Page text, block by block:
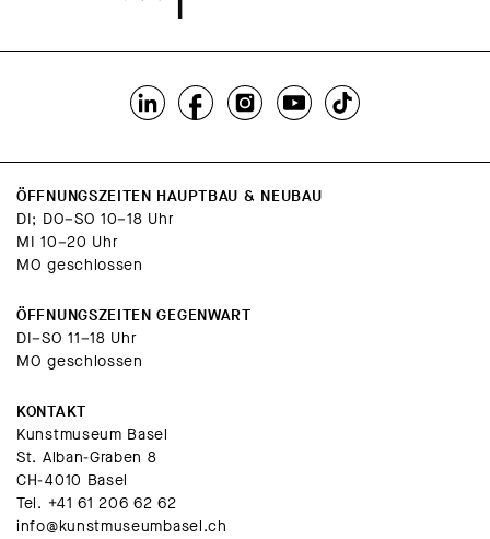
ÖFFNUNGSZEITEN HAUPTBAU & NEUBAU
DI; DO–SO 10–18 Uhr
MI 10–20 Uhr
MO geschlossen
ÖFFNUNGSZEITEN GEGENWART
DI–SO 11–18 Uhr
MO geschlossen
KONTAKT
Kunstmuseum Basel
St. Alban-Graben 8
CH-4010 Basel
Tel. +41 61 206 62 62
info@kunstmuseumbasel.ch